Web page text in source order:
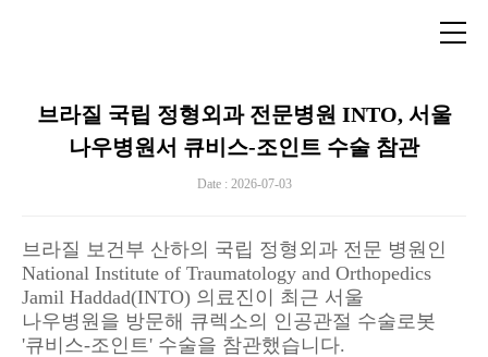
브라질 국립 정형외과 전문병원 INTO, 서울
나우병원서 큐비스-조인트 수술 참관
Date : 2026-07-03
브라질 보건부 산하의 국립 정형외과 전문 병원인
National Institute of Traumatology and Orthopedics
Jamil Haddad(INTO) 의료진이 최근 서울
나우병원을 방문해 큐렉소의 인공관절 수술로봇
'큐비스-조인트' 수술을 참관했습니다.